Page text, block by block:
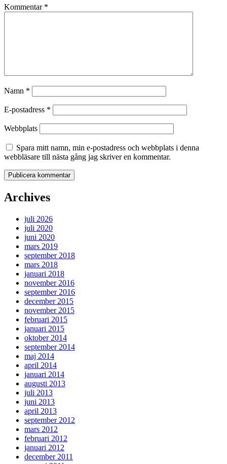
Kommentar *
Namn *
E-postadress *
Webbplats
Spara mitt namn, min e-postadress och webbplats i denna
webbläsare till nästa gång jag skriver en kommentar.
Archives
juli 2026
juli 2020
juni 2020
mars 2019
september 2018
mars 2018
januari 2018
november 2016
september 2016
december 2015
november 2015
februari 2015
januari 2015
oktober 2014
september 2014
maj 2014
april 2014
januari 2014
augusti 2013
juli 2013
juni 2013
april 2013
september 2012
mars 2012
februari 2012
januari 2012
december 2011